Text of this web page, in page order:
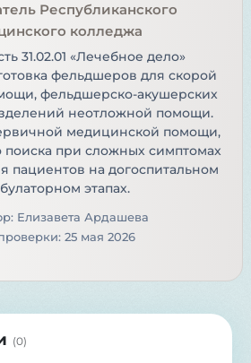
Республиканского
колледжа
31.02.01 «Лечебное дело»
фельдшеров для скорой
фельдшерско-акушерских
неотложной помощи.
медицинской помощи,
поиска при сложных симптомах
пациентов на догоспитальном
этапах.
Елизавета Ардашева
25 мая 2026
(0)